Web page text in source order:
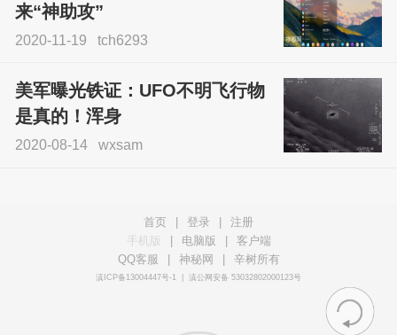
来“神助攻”
2020-11-19 tch6293
美军曝光铁证：UFO不明飞行物
是真的！浑身
2020-08-14 wxsam
首页 登录
注册
手机版
电脑版
客户端
QQ客服
神秘网 辛树所有
滇ICP备13004447号-1 滇公网安备 53032802000123号